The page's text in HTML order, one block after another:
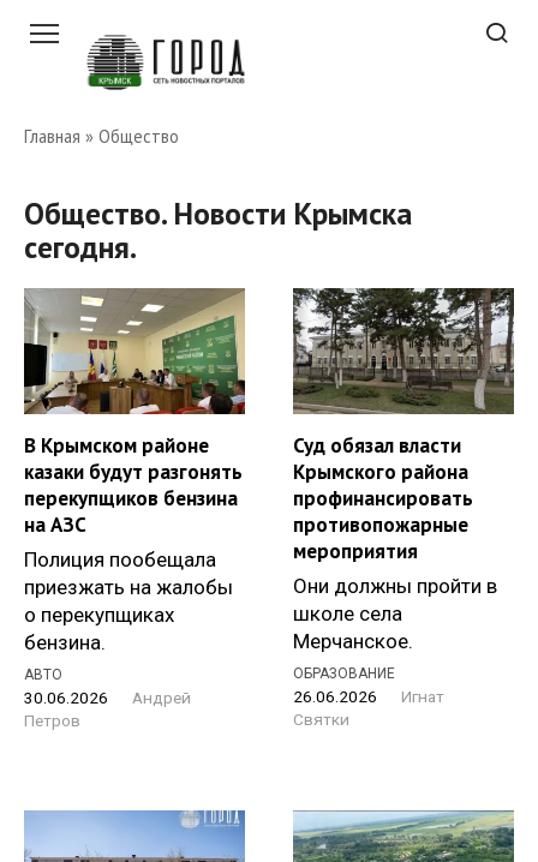
Главная » Общество
Общество. Новости Крымска
сегодня.
В Крымском районе
казаки будут разгонять
перекупщиков бензина
на АЗС
Полиция пообещала
приезжать на жалобы
о перекупщиках
бензина.
АВТО
30.06.2026
Андрей
Петров
Суд обязал власти
Крымского района
профинансировать
противопожарные
мероприятия
Они должны пройти в
школе села
Мерчанское.
ОБРАЗОВАНИЕ
26.06.2026
Игнат
Святки